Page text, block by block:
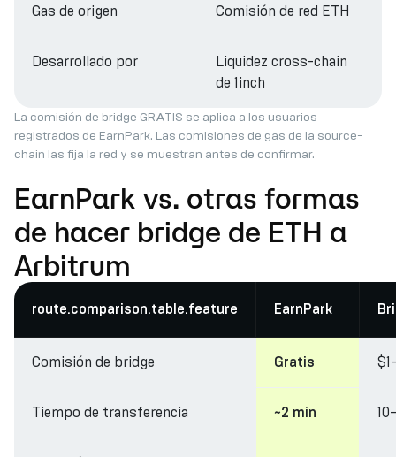
Gas de origen Comisión de red ETH
Desarrollado por
Liquidez cross-chain
de 1inch
La comisión de bridge GRATIS se aplica a los usuarios
registrados de EarnPark. Las comisiones de gas de la source-
chain las fija la red y se muestran antes de confirmar.
EarnPark vs. otras formas
de hacer bridge de ETH a
Arbitrum
route.comparison.table.feature EarnPark
Comisión de bridge Gratis
Tiempo de transferencia ~2 min